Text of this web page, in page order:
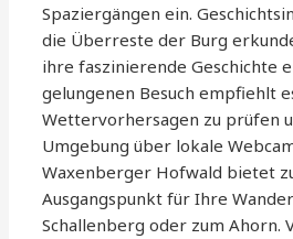
Spaziergängen ein.
die Überreste der Burg
ihre faszinierende Geschichte
gelungenen Besuch empfiehlt
Wettervorhersagen zu prüfen
Umgebung über lokale
Waxenberger Hofwald bietet
Ausgangspunkt für Ihre
Schallenberg oder zum Ahorn.